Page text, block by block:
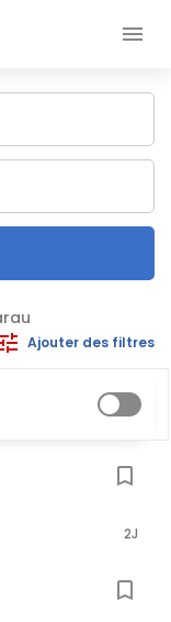
Ajouter des filtres
2J